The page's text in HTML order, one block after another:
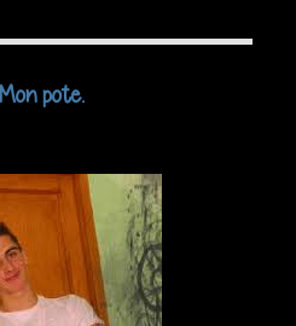
Mon pote.